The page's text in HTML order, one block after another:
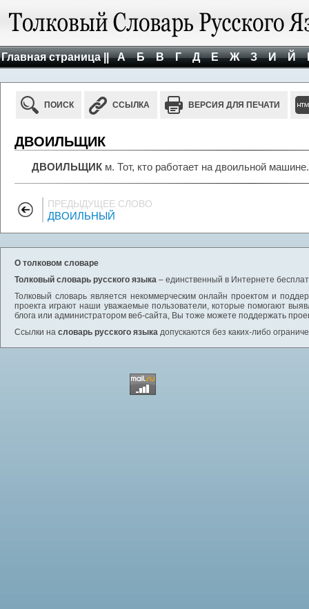
Главная страница || А Б В Г Д Е Ж З И Й
ПОИСК ССЫЛКА ВЕРСИЯ ДЛЯ ПЕЧАТИ
ДВОИЛЬЩИК
ДВОИЛЬЩИК м. Тот, кто работает на двоильной машине.
ПРЕДЫДУЩЕЕ СЛОВО
ДВОИЛЬНЫЙ
О толковом словаре
Толковый словарь русского языка – единственный в Интернете
Толковый словарь является некоммерческим онлайн проектом и
проекта играют наши уважаемые пользователи, которые помогают
блога или администратором веб-сайта, Вы тоже можете поддержать
Ссылки на словарь русского языка допускаются без каких-либо